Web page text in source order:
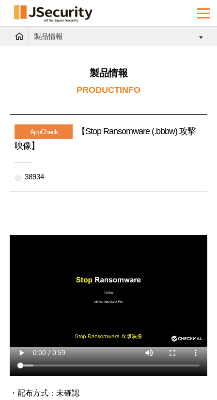
製品情報
製品情報
PRODUCTINFO
AppCheck
【Stop Ransomware (.bbbw) 攻撃
映像】
38934
・配布方式：未確認